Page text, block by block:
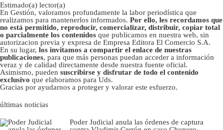
Estimado(a) lector(a)
En Gestión, valoramos profundamente la labor periodística que
realizamos para mantenerlos informados. Por ello, les recordamos que
no está permitido, reproducir, comercializar, distribuir, copiar total
o parcialmente los contenidos que publicamos en nuestra web, sin
autorizacion previa y expresa de Empresa Editora El Comercio S.A.
En su lugar, los invitamos a compartir el enlace de nuestras
publicaciones, para que más personas puedan acceder a información
veraz y de calidad directamente desde nuestra fuente oficial.
Asimismo, pueden suscribirse y disfrutar de todo el contenido
exclusivo que elaboramos para Uds.
Gracias por ayudarnos a proteger y valorar este esfuerzo.
últimas noticias
Poder Judicial anula las órdenes de captura